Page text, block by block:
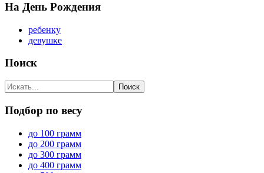
На День Рождения
ребенку
девушке
Поиск
Подбор по весу
до 100 грамм
до 200 грамм
до 300 грамм
до 400 грамм